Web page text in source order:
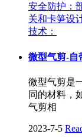
安全防护：
关和卡笋设
技术：
微型气剪-自
微型气剪是
同的材料，
气剪相
2023-7-5